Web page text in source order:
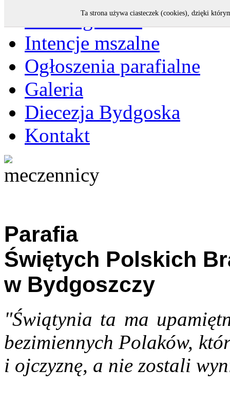
Strona główna
Intencje mszalne
Ogłoszenia parafialne
Galeria
Diecezja Bydgoska
Kontakt
Parafia
Świętych Polskich
w Bydgoszczy
"Świątynia ta ma
bezimiennych Polaków,
i ojczyznę, a nie zostali
Ta strona używa ciasteczek (cookies), dzięki